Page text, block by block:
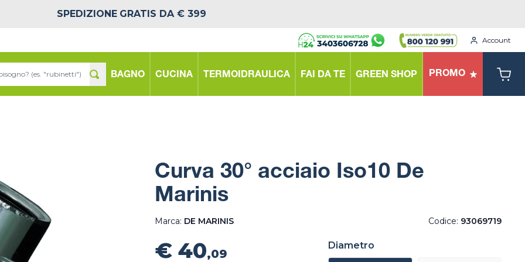
SPEDIZIONE GRATIS DA € 399
Account
BAGNO CUCINA TERMOIDRAULICA FAI DA TE GREEN SHOP PROMO
Curva 30° acciaio Iso10 De
Marinis
Marca: DE MARINIS Codice: 93069719
€ 40,09
Diametro